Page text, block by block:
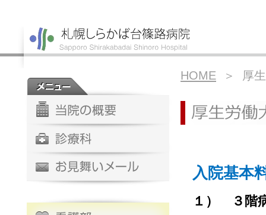
HOME ＞ 厚生
入院基本
１） ３階